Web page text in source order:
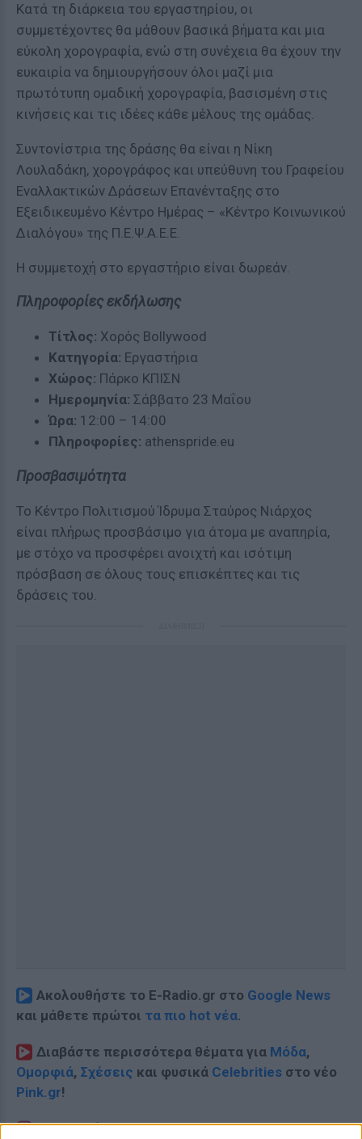
Κατά τη διάρκεια του εργαστηρίου, οι
συμμετέχοντες θα μάθουν βασικά βήματα και μια
εύκολη χορογραφία, ενώ στη συνέχεια θα έχουν την
ευκαιρία να δημιουργήσουν όλοι μαζί μια
πρωτότυπη ομαδική χορογραφία, βασισμένη στις
κινήσεις και τις ιδέες κάθε μέλους της ομάδας.
Συντονίστρια της δράσης θα είναι η Νίκη
Λουλαδάκη, χορογράφος και υπεύθυνη του Γραφείου
Εναλλακτικών Δράσεων Επανένταξης στο
Εξειδικευμένο Κέντρο Ημέρας – «Κέντρο Κοινωνικού
Διαλόγου» της Π.Ε.Ψ.Α.Ε.Ε.
Η συμμετοχή στο εργαστήριο είναι δωρεάν.
Πληροφορίες εκδήλωσης
Τίτλος: Χορός Bollywood
Κατηγορία: Εργαστήρια
Χώρος: Πάρκο ΚΠΙΣΝ
Ημερομηνία: Σάββατο 23 Μαΐου
Ώρα: 12:00 – 14:00
Πληροφορίες: athenspride.eu
Προσβασιμότητα
Το Κέντρο Πολιτισμού Ίδρυμα Σταύρος Νιάρχος
είναι πλήρως προσβάσιμο για άτομα με αναπηρία,
με στόχο να προσφέρει ανοιχτή και ισότιμη
πρόσβαση σε όλους τους επισκέπτες και τις
δράσεις του.
Ακολουθήστε το E-Radio.gr στο Google News
και μάθετε πρώτοι τα πιο hot νέα.
Διαβάστε περισσότερα θέματα για Μόδα,
Ομορφιά, Σχέσεις και φυσικά Celebrities στο νέο
Pink.gr!
Ακολουθήστε το E-Radio.gr και στο Instagram